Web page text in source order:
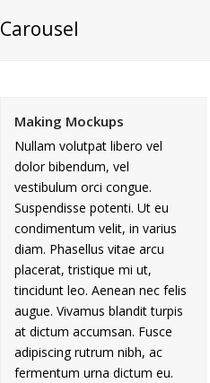
Carousel
Making Mockups
Nullam volutpat libero vel
dolor bibendum, vel
vestibulum orci congue.
Suspendisse potenti. Ut eu
condimentum velit, in varius
diam. Phasellus vitae arcu
placerat, tristique mi ut,
tincidunt leo. Aenean nec felis
augue. Vivamus blandit turpis
at dictum accumsan. Fusce
adipiscing rutrum nibh, ac
fermentum urna dictum eu.